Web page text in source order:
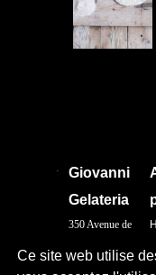
Ce site web utilise
Giovanni
Gelateria
350 Avenue de
83 140 Six-